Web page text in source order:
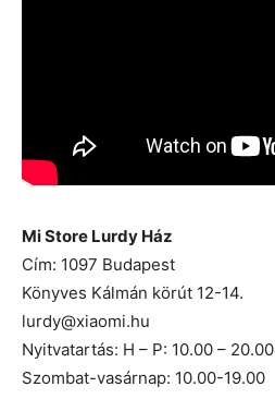
Mi Store Lurdy Ház
Cím: 1097 Budapest
Könyves Kálmán körút 12-14.
lurdy@xiaomi.hu
Nyitvatartás: H – P: 10.00 – 20.00
Szombat-vasárnap: 10.00-19.00